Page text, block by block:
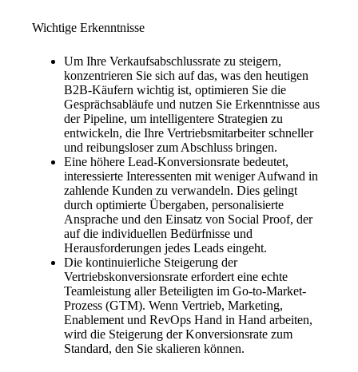
Wichtige Erkenntnisse
Um Ihre Verkaufsabschlussrate zu steigern,
konzentrieren Sie sich auf das, was den heutigen
B2B-Käufern wichtig ist, optimieren Sie die
Gesprächsabläufe und nutzen Sie Erkenntnisse aus
der Pipeline, um intelligentere Strategien zu
entwickeln, die Ihre Vertriebsmitarbeiter schneller
und reibungsloser zum Abschluss bringen.
Eine höhere Lead-Konversionsrate bedeutet,
interessierte Interessenten mit weniger Aufwand in
zahlende Kunden zu verwandeln. Dies gelingt
durch optimierte Übergaben, personalisierte
Ansprache und den Einsatz von Social Proof, der
auf die individuellen Bedürfnisse und
Herausforderungen jedes Leads eingeht.
Die kontinuierliche Steigerung der
Vertriebskonversionsrate erfordert eine echte
Teamleistung aller Beteiligten im Go-to-Market-
Prozess (GTM). Wenn Vertrieb, Marketing,
Enablement und RevOps Hand in Hand arbeiten,
wird die Steigerung der Konversionsrate zum
Standard, den Sie skalieren können.